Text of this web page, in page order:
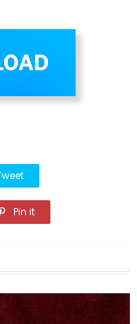
Pin it